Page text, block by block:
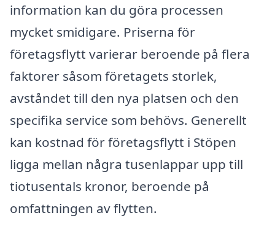
information kan du göra processen
mycket smidigare. Priserna för
företagsflytt varierar beroende på flera
faktorer såsom företagets storlek,
avståndet till den nya platsen och den
specifika service som behövs. Generellt
kan kostnad för företagsflytt i Stöpen
ligga mellan några tusenlappar upp till
tiotusentals kronor, beroende på
omfattningen av flytten.